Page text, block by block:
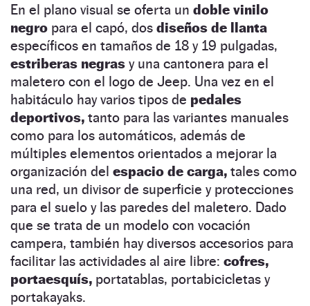
En el plano visual se oferta un doble vinilo
negro para el capó, dos diseños de llanta
específicos en tamaños de 18 y 19 pulgadas,
estriberas negras y una cantonera para el
maletero con el logo de Jeep. Una vez en el
habitáculo hay varios tipos de pedales
deportivos, tanto para las variantes manuales
como para los automáticos, además de
múltiples elementos orientados a mejorar la
organización del espacio de carga, tales como
una red, un divisor de superficie y protecciones
para el suelo y las paredes del maletero. Dado
que se trata de un modelo con vocación
campera, también hay diversos accesorios para
facilitar las actividades al aire libre: cofres,
portaesquís, portatablas, portabicicletas y
portakayaks.